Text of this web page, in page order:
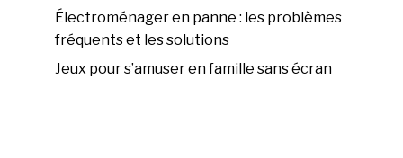
Électroménager en panne : les problèmes
fréquents et les solutions
Jeux pour s’amuser en famille sans écran